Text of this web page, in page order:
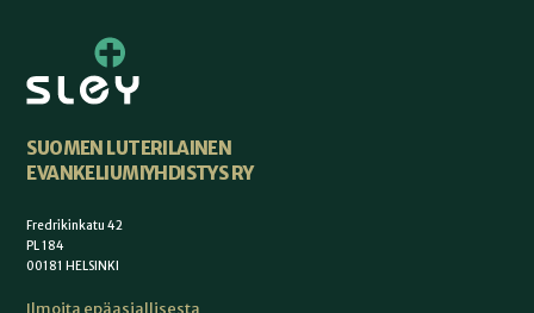
SUOMEN LUTERILAINEN
EVANKELIUMIYHDISTYS RY
Fredrikinkatu 42
PL 184
00181 HELSINKI
Ilmoita epäasiallisesta